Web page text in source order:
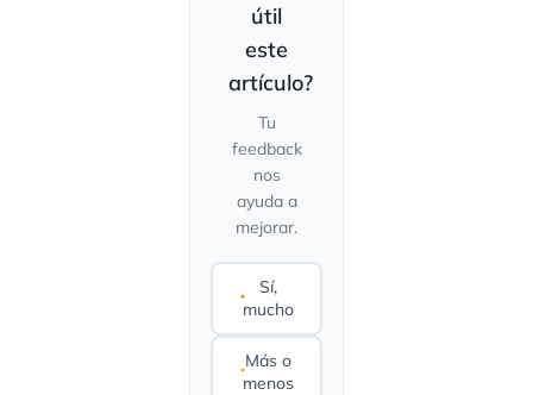
útil
este
artículo?
Tu
feedback
nos
ayuda a
mejorar.
Sí,
mucho
Más o
menos